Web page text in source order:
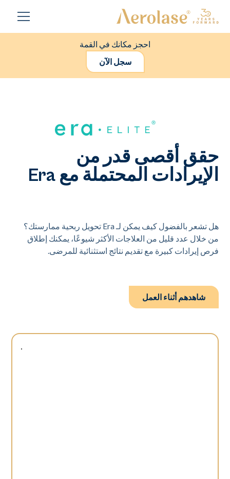
احجز مكانك في القمة
سجل الآن
حقق أقصى قدر من
الإيرادات المحتملة مع Era
هل تشعر بالفضول كيف يمكن لـ Era تحويل ربحية ممارستك؟
من خلال عدد قليل من العلاجات الأكثر شيوعًا، يمكنك إطلاق
فرص إيرادات كبيرة مع تقديم نتائج استثنائية للمرضى.
شاهدهم أثناء العمل